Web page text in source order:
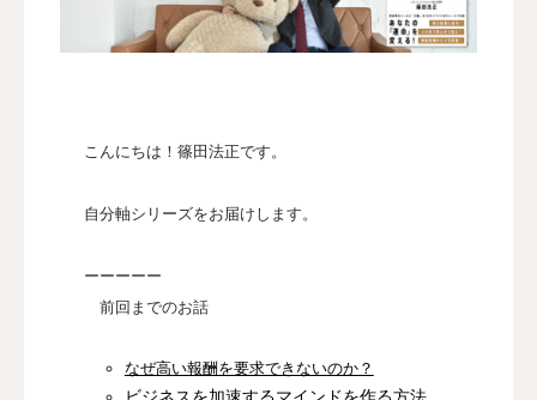
こんにちは！篠田法正です。
自分軸シリーズをお届けします。
ーーーーー
前回までのお話
なぜ高い報酬を要求できないのか？